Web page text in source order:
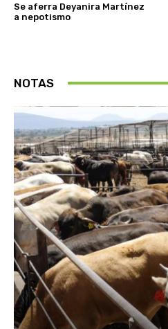
Se aferra Deyanira Martínez
a nepotismo
NOTAS